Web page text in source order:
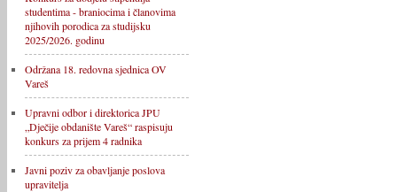
studentima - braniocima i članovima
njihovih porodica za studijsku
2025/2026. godinu
Održana 18. redovna sjednica OV
Vareš
Upravni odbor i direktorica JPU
„Dječije obdanište Vareš“ raspisuju
konkurs za prijem 4 radnika
Javni poziv za obavljanje poslova
upravitelja